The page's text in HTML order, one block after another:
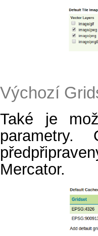
Výchozí
Také je
Mercator.